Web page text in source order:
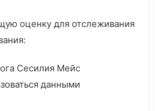
оценку для отслеживания
Сесилия Мейс
данными